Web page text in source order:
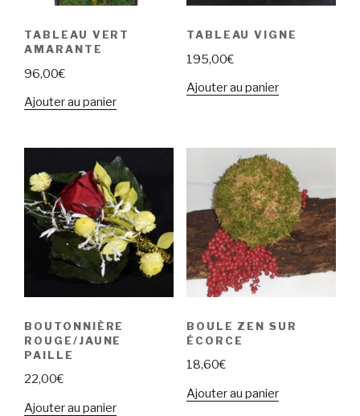
TABLEAU VERT
AMARANTE
96,00€
Ajouter au panier
TABLEAU VIGNE
195,00€
Ajouter au panier
BOUTONNIÈRE
ROUGE/JAUNE
PAILLE
22,00€
Ajouter au panier
BOULE ZEN SUR
ÉCORCE
18,60€
Ajouter au panier